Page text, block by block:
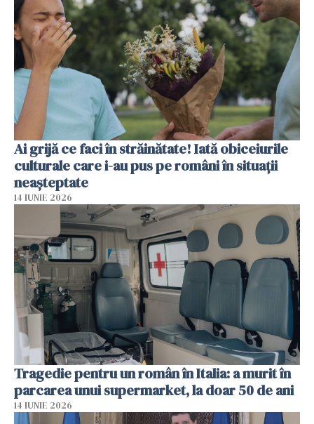
Ai grijă ce faci în străinătate! Iată obiceiurile
culturale care i-au pus pe români în situații
neașteptate
14 IUNIE 2026
Tragedie pentru un român în Italia: a murit în
parcarea unui supermarket, la doar 50 de ani
14 IUNIE 2026